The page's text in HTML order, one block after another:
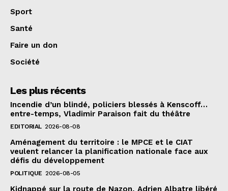
Sport
Santé
Faire un don
Société
Les plus récents
Incendie d’un blindé, policiers blessés à Kenscoff…
entre-temps, Vladimir Paraison fait du théâtre
EDITORIAL 2026-08-08
Aménagement du territoire : le MPCE et le CIAT
veulent relancer la planification nationale face aux
défis du développement
POLITIQUE 2026-08-05
Kidnappé sur la route de Nazon, Adrien Albatre libéré